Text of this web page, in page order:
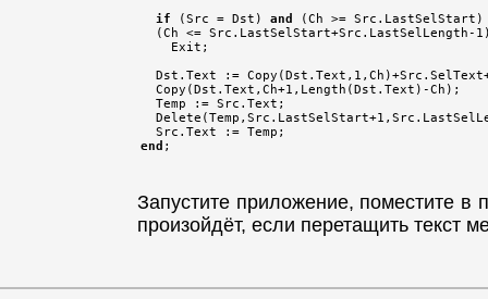
if (Src = Dst) and
(Ch >=
(Ch <= Src.LastSelStart+Src.LastSelLength-
    Exit;
Dst.Text :=
  Copy(Dst.Text,Ch+1,Length(Dst.Text)-Ch);
  Temp := Src.Text;
end
Запустите приложение, поместите в
произойдёт, если перетащить текст